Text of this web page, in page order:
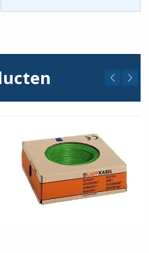
-
stuks